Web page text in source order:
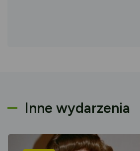
Inne wydarzenia